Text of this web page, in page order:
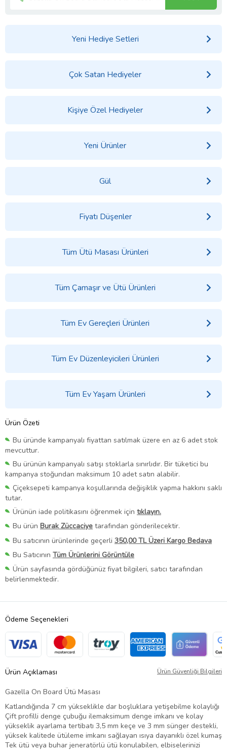
Yeni Hediye Setleri
Çok Satan Hediyeler
Kişiye Özel Hediyeler
Yeni Ürünler
Gül
Fiyatı Düşenler
Tüm Ütü Masası Ürünleri
Tüm Çamaşır ve Ütü Ürünleri
Tüm Ev Gereçleri Ürünleri
Tüm Ev Düzenleyicileri Ürünleri
Tüm Ev Yaşam Ürünleri
Ürün Özeti
Bu üründe kampanyalı fiyattan satılmak üzere en az 6 adet stok
mevcuttur.
Bu ürünün kampanyalı satışı stoklarla sınırlıdır. Bir tüketici bu
kampanya stoğundan maksimum 10 adet satın alabilir.
Çiçeksepeti kampanya koşullarında değişiklik yapma hakkını saklı
tutar.
Ürünün iade politikasını öğrenmek için tıklayın.
Bu ürün Burak Züccaciye tarafından gönderilecektir.
Bu satıcının ürünlerinde geçerli 350,00 TL Üzeri Kargo Bedava
Bu Satıcının Tüm Ürünlerini Görüntüle
Ürün sayfasında gördüğünüz fiyat bilgileri, satıcı tarafından
belirlenmektedir.
Ödeme Seçenekleri
Ürün Açıklaması Ürün Güvenliği Bilgileri
Gazella On Board Ütü Masası
Katlandığında 7 cm yükseklikle dar boşluklara yetişebilme kolaylığı
Çift profilli denge çubuğu ilemaksimum denge imkanı ve kolay
yükseklik ayarlama tertibatı 3,5 mm keçe ve 3 mm sünger destekli,
yüksek kalitede ütüleme imkanı sağlayan ısıya dayanıklı özel kumaş
Tek ütü veya buhar jeneratörlü ütü konulabilen, elbiselerinizi